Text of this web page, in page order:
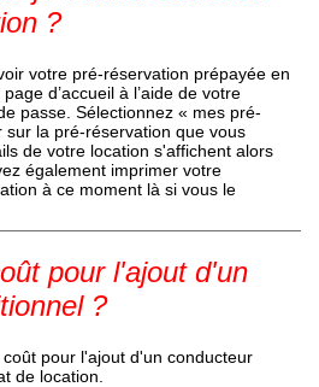
?
votre pré-réservation prépayée en
d’accueil à l’aide de votre
passe. Sélectionnez « mes pré-
sur la pré-réservation que vous
de votre location s'affichent alors
également imprimer votre
à ce moment là si vous le
pour l'ajout d'un
?
pour l'ajout d'un conducteur
de location.